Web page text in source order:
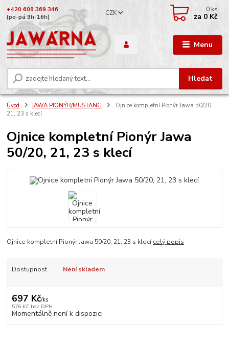
Menu
CZK
Hledat
+420 608 369 346
(po-pá 9h-16h)
0 ks
za 0 Kč
Úvod JAWA PIONÝR/MUSTANG
Ojnice kompletní Pionýr Jawa 50/20,
21, 23 s klecí
Ojnice kompletní Pionýr Jawa
50/20, 21, 23 s klecí
Ojnice kompletní Pionýr Jawa 50/20, 21, 23 s klecícelý popis
Dostupnost Není skladem
697 Kč/ks
576 Kč bez DPH
Momentálně není k dispozici